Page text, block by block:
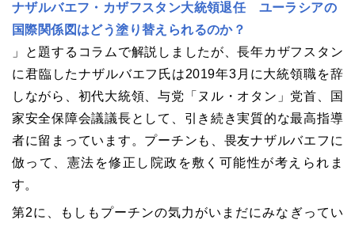
ナザルバエフ・カザフスタン大統領退任 ユーラシアの
国際関係図はどう塗り替えられるのか？
」と題するコラムで解説しましたが、長年カザフスタン
に君臨したナザルバエフ氏は2019年3月に大統領職を辞
しながら、初代大統領、与党「ヌル・オタン」党首、国
家安全保障会議議長として、引き続き実質的な最高指導
者に留まっています。プーチンも、畏友ナザルバエフに
倣って、憲法を修正し院政を敷く可能性が考えられま
す。
第2に、もしもプーチンの気力がいまだにみなぎってい